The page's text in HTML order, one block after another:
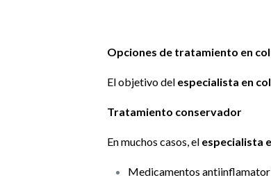
Opciones de tratamiento en
El objetivo del especialista en
Tratamiento conservador
En muchos casos, el especialista
Medicamentos